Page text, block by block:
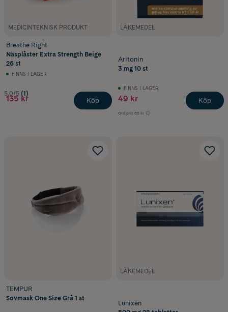
MEDICINTEKNISK PRODUKT
Breathe Right
Näsplåster Extra Strength Beige
26 st
FINNS I LAGER
5.0/5 (1)
135 kr Köp
LÄKEMEDEL
Aritonin
3 mg 10 st
FINNS I LAGER
49 kr
Ord.pris 65 kr
Köp
TEMPUR
Sovmask One Size Grå 1 st
LÄKEMEDEL
Lunixen